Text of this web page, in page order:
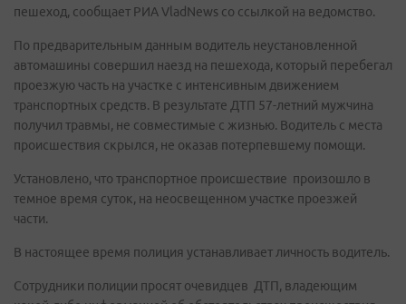
пешеход, сообщает РИА VladNews со ссылкой на ведомство.
По предварительным данным водитель неустановленной
автомашины совершил наезд на пешехода, который перебегал
проезжую часть на участке с интенсивным движением
транспортных средств. В результате ДТП 57-летний мужчина
получил травмы, не совместимые с жизнью. Водитель с места
происшествия скрылся, не оказав потерпевшему помощи.
Установлено, что транспортное происшествие произошло в
темное время суток, на неосвещенном участке проезжей
части.
В настоящее время полиция устанавливает личность водитель.
Сотрудники полиции просят очевидцев ДТП, владеющим